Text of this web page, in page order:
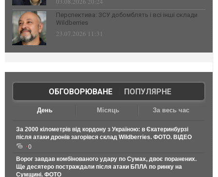
Перспектива: ЗСУ добомблять і всі інші склади
Wildberries
23.07.2026 11:31
ОБГОВОРЮВАНЕ| ПОПУЛЯРНЕ
День Місяць За весь час
За 2000 кілометрів від кордону з Україною: в Єкатеринбурзі
після атаки дронів загорівся склад Wildberries. ФОТО. ВІДЕО
0
Ворог завдав комбінованого удару по Сумах, двоє поранених.
Ще десятеро постраждали після атаки БПЛА по ринку на
Сумщині. ФОТО